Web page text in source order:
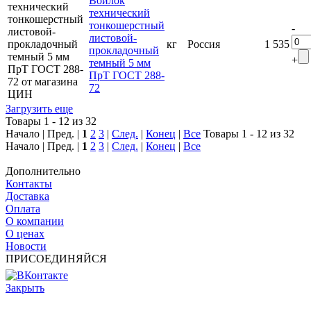
технический
тонкошерстный
листовой-
прокладочный
темный 5 мм
ПрТ ГОСТ 288-
72
кг Россия 1 535
-
+
Загрузить еще
Товары 1 - 12 из 32
Начало | Пред. | 1 2 3 | След. | Конец | Все Товары 1 - 12 из 32
Начало | Пред. | 1 2 3 | След. | Конец | Все
Дополнительно
Контакты
Доставка
Оплата
О компании
О ценах
Новости
ПРИСОЕДИНЯЙСЯ
Закрыть